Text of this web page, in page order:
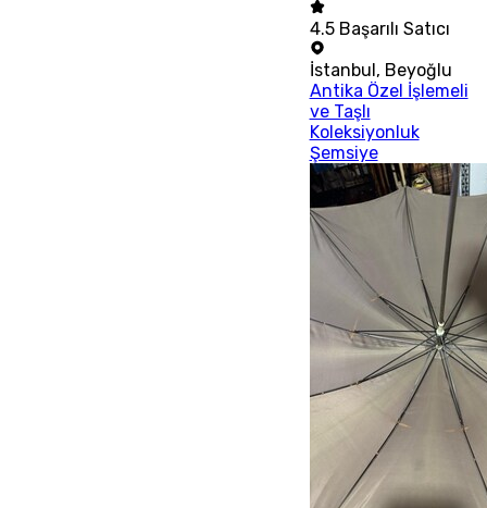
4.5 Başarılı Satıcı
İstanbul , Beyoğlu
Antika Özel İşlemeli
ve Taşlı
Koleksiyonluk
Şemsiye